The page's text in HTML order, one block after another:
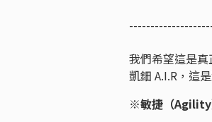
我們希望這是真
凱鈿 A.I.R，這
※敏捷（Agility